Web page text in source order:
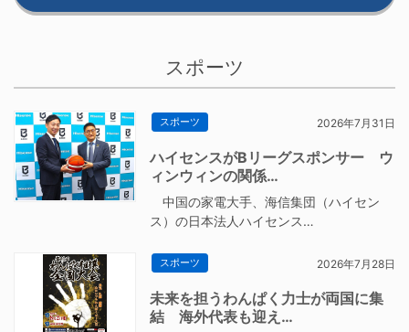
スポーツ
スポーツ 2026年7月31日
ハイセンスがBリーグスポンサー ウ
ィンウィンの関係…
中国の家電大手、海信集団（ハイセン
ス）の日本法人ハイセンス…
スポーツ 2026年7月28日
未来を担うわんぱく力士が両国に集
結 海外代表も迎え…